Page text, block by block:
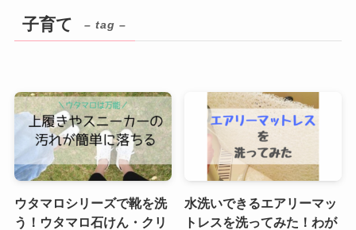
子育て – tag –
ウタマロシリーズで靴を洗
う！ウタマロ石けん・クリ
水洗いできるエアリーマッ
トレスを洗ってみた！わが